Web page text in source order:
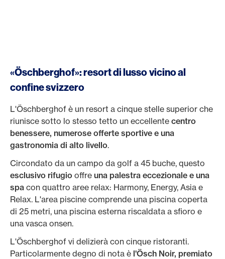
«Öschberghof»: resort di lusso vicino al
confine svizzero
L'Öschberghof è un resort a cinque stelle superior che
riunisce sotto lo stesso tetto un eccellente centro
benessere, numerose offerte sportive e una
gastronomia di alto livello.
Circondato da un campo da golf a 45 buche, questo
esclusivo rifugio offre una palestra eccezionale e una
spa con quattro aree relax: Harmony, Energy, Asia e
Relax. L'area piscine comprende una piscina coperta
di 25 metri, una piscina esterna riscaldata a sfioro e
una vasca onsen.
L'Öschberghof vi delizierà con cinque ristoranti.
Particolarmente degno di nota è l'Ösch Noir, premiato